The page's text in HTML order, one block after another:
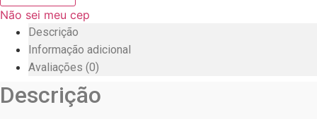
Não sei meu cep
Descrição
Informação adicional
Avaliações (0)
Descrição